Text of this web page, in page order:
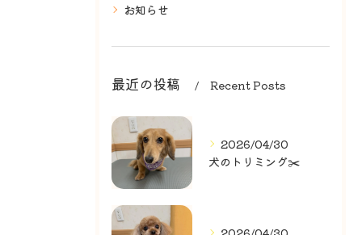
お知らせ
最近の投稿 Recent Posts
2026/04/30
犬のトリミング✂️